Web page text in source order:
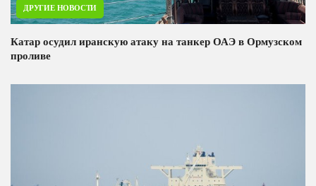
ДРУГИЕ НОВОСТИ
Катар осудил иранскую атаку на танкер ОАЭ в Ормузском
проливе